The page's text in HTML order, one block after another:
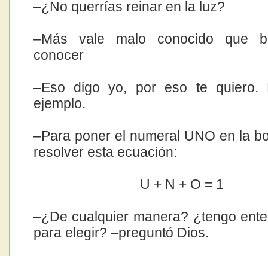
–¿No querrías reinar en la luz?
–Más vale malo conocido que
conocer
–Eso digo yo, por eso te quiero.
ejemplo.
–Para poner el numeral UNO en la
resolver esta ecuación:
U + N + O = 1
–¿De cualquier manera? ¿tengo
para elegir? –preguntó Dios.